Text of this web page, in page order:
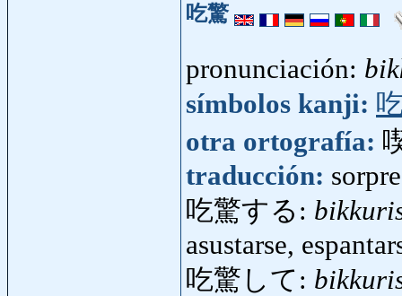
吃驚
pronunciación:
símbolos kanji:
otra ortografía:
traducción:
吃驚する:
asustarse,
吃驚して: